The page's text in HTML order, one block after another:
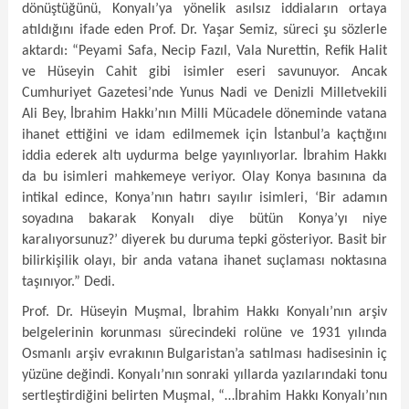
dönüştüğünü, Konyalı’ya yönelik asılsız iddiaların ortaya
atıldığını ifade eden Prof. Dr. Yaşar Semiz, süreci şu sözlerle
aktardı: “Peyami Safa, Necip Fazıl, Vala Nurettin, Refik Halit
ve Hüseyin Cahit gibi isimler eseri savunuyor. Ancak
Cumhuriyet Gazetesi’nde Yunus Nadi ve Denizli Milletvekili
Ali Bey, İbrahim Hakkı’nın Milli Mücadele döneminde vatana
ihanet ettiğini ve idam edilmemek için İstanbul’a kaçtığını
iddia ederek altı uydurma belge yayınlıyorlar. İbrahim Hakkı
da bu isimleri mahkemeye veriyor. Olay Konya basınına da
intikal edince, Konya’nın hatırı sayılır isimleri, ‘Bir adamın
soyadına bakarak Konyalı diye bütün Konya’yı niye
karalıyorsunuz?’ diyerek bu duruma tepki gösteriyor. Basit bir
bilirkişilik olayı, bir anda vatana ihanet suçlaması noktasına
taşınıyor.” Dedi.
Prof. Dr. Hüseyin Muşmal, İbrahim Hakkı Konyalı’nın arşiv
belgelerinin korunması sürecindeki rolüne ve 1931 yılında
Osmanlı arşiv evrakının Bulgaristan’a satılması hadisesinin iç
yüzüne değindi. Konyalı’nın sonraki yıllarda yazılarındaki tonu
sertleştirdiğini belirten Muşmal, “…İbrahim Hakkı Konyalı’nın